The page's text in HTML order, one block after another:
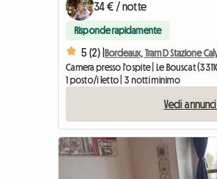
34 € / notte
Risponde rapidamente
5 (2) |
Camera presso l'ospite | Le Bouscat
1 posto/i letto | 3 notti minimo
Vedi